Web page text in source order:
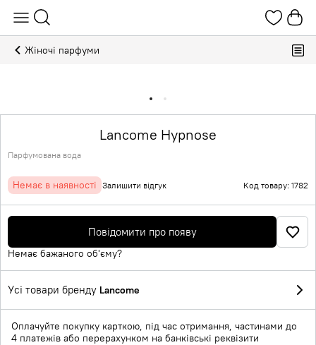
Жіночі парфуми
Lancome Hypnose
Парфумована вода
Немає в наявності Залишити відгук Код товару: 1782
Повідомити про появу
Немає бажаного об'єму?
Усі товари бренду Lancome
Оплачуйте покупку карткою, під час отримання, частинами до
4 платежів або перерахунком на банківські реквізити